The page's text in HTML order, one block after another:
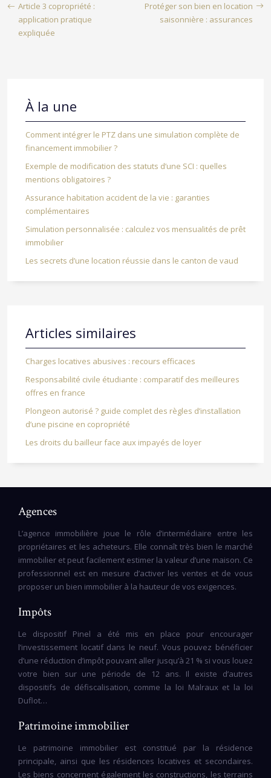
Article 3 copropriété :
application pratique
expliquée
Protéger son bien en location
saisonnière : assurances
À la une
Comment intégrer le PTZ dans une simulation complète de
financement immobilier ?
Exemple de modification des statuts d’une SCI : quelles
mentions obligatoires ?
Assurance habitation accident de la vie : garanties
complémentaires
Simulation personnalisée : calculez vos mensualités de prêt
immobilier
Les secrets d’une location réussie dans le canton de vaud
Articles similaires
Charges locatives abusives : recours efficaces
Responsabilité civile étudiante : comparatif des meilleures
offres en france
Plongeon autorisé ? guide complet des règles d’installation
d’une piscine en copropriété
Les droits du bailleur face aux impayés de loyer
Agences
L’agence immobilière joue le rôle d’intermédiaire entre les
propriétaires et les acheteurs. Elle connaît très bien le marché
immobilier et peut facilement estimer la valeur d’une maison. Ce
professionnel est en mesure d’activer les ventes et de vous
proposer un bien immobilier à la hauteur de vos exigences.
Impôts
Le dispositif Pinel a été mis en place pour encourager
l’investissement locatif dans le neuf. Vous pouvez bénéficier
d’une réduction d’impôt pouvant aller jusqu’à 21 % si vous louez
votre bien sur une période de 12 ans. Il existe d’autres
dispositifs de défiscalisation, comme la loi Malraux et la loi
Duflot…
Patrimoine immobilier
Le patrimoine immobilier est constitué par la résidence
principale, ainsi que les résidences locatives et secondaires.
Les biens concernent également les constructions, les terrains